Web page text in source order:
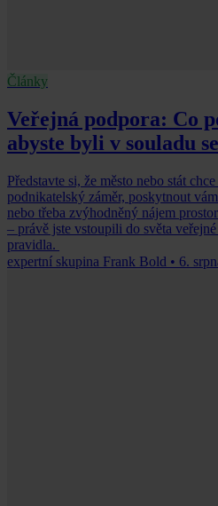
Články
Veřejná podpora: Co
abyste byli v souladu
Představte si, že město nebo stát
podnikatelský záměr, poskytnout
nebo třeba zvýhodněný nájem
– právě jste vstoupili do světa
pravidla.
expertní skupina Frank Bold • 6.